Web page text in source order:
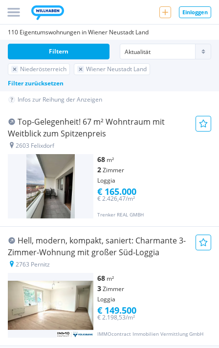
Einloggen
110 Eigentumswohnungen in Wiener Neustadt Land
Niederösterreich
Wiener Neustadt Land
Filter zurücksetzen
Filtern
Infos zur Reihung der Anzeigen
Top-Gelegenheit! 67 m² Wohntraum mit
Weitblick zum Spitzenpreis
2603 Felixdorf
68 m²
2Zimmer
Loggia
Trenker REAL GMBH
€ 2.426,47/m²
€ 165.000
Hell, modern, kompakt, saniert: Charmante 3-
Zimmer-Wohnung mit großer Süd-Loggia
2763 Pernitz
68 m²
3Zimmer
Loggia
IMMOcontract Immobilien Vermittlung GmbH
€ 2.198,53/m²
€ 149.500